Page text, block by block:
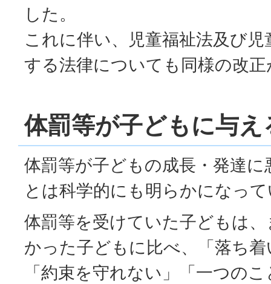
した。
これに伴い、児童福祉法及び
する法律についても同様の改
体罰等が子どもに与え
体罰等が子どもの成長・発達
とは科学的にも明らかになっ
体罰等を受けていた子どもは
かった子どもに比べ、「落ち
「約束を守れない」「一つの